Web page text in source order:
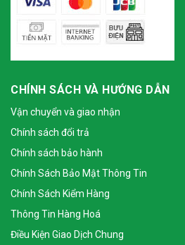
CHÍNH SÁCH VÀ HƯỚNG DẪN
Vận chuyển và giao nhận
Chính sách đổi trả
Chính sách bảo hành
Chính Sách Bảo Mật Thông Tin
Chính Sách Kiểm Hàng
Thông Tin Hàng Hoá
Điều Kiện Giao Dịch Chung